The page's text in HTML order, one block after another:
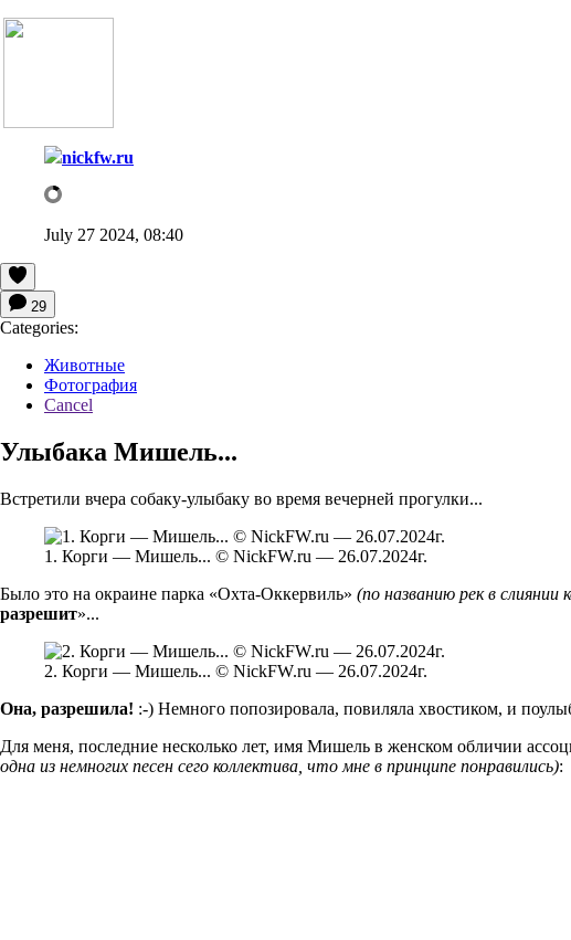
nickfw.ru
July 27 2024, 08:40
29
Categories:
Животные
Фотография
Cancel
Улыбака Мишель...
Встретили вчера собаку-улыбаку во время вечерней прогулки...
1. Корги — Мишель... © NickFW.ru — 26.07.2024г.
Было это на окраине парка «Охта-Оккервиль» (по названию рек в слиянии
разрешит»...
2. Корги — Мишель... © NickFW.ru — 26.07.2024г.
Она, разрешила! :-) Немного попозировала, повиляла хвостиком, и
Для меня, последние несколько лет, имя Мишель в женском обличии
одна из немногих песен сего коллектива, что мне в принципе понравились):